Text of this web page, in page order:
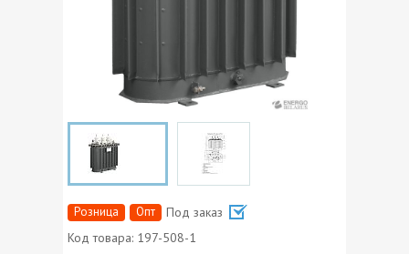
Розница Опт
Под заказ
Код товара: 197-508-1